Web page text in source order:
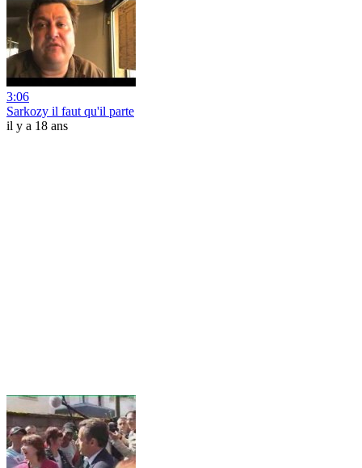
3:06
Sarkozy il faut qu'il parte
il y a 18 ans